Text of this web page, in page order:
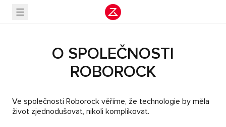
O SPOLEČNOSTI
ROBOROCK
Ve společnosti Roborock věříme, že technologie by měla
život zjednodušovat, nikoli komplikovat.